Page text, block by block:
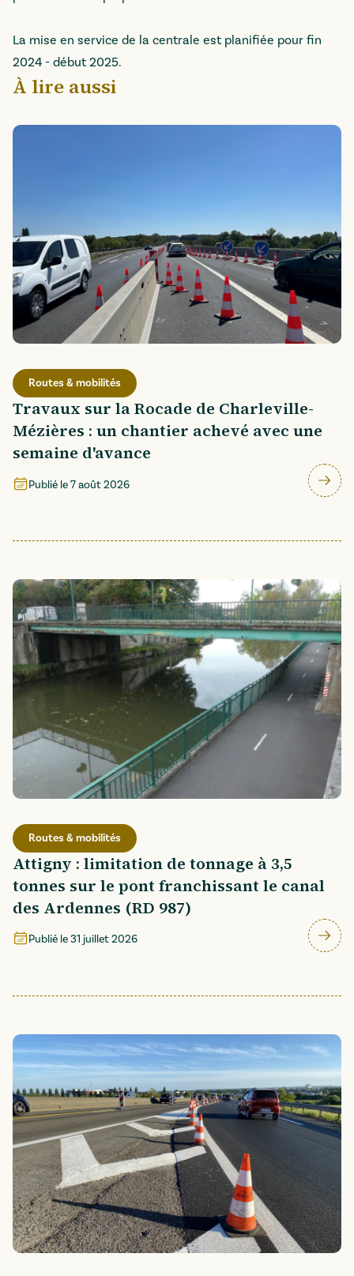
La mise en service de la centrale est planifiée pour fin
2024 - début 2025.
À lire aussi
Routes & mobilités
Travaux sur la Rocade de Charleville-
Mézières : un chantier achevé avec une
semaine d'avance
Publié le7 août 2026
Routes & mobilités
Attigny : limitation de tonnage à 3,5
tonnes sur le pont franchissant le canal
des Ardennes (RD 987)
Publié le31 juillet 2026